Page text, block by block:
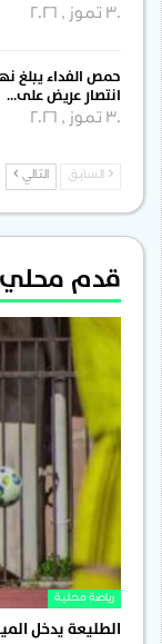
30 تموز , 2026
حمص الفداء يبلغ
انتصار عريض على…
30 تموز , 2026
السابق التالي
قدم محلي
رياضة محلية
الطليعة يدخل